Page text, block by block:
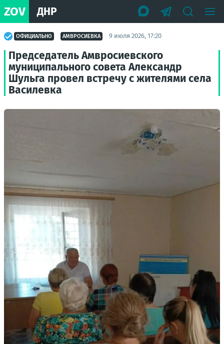
ZOV ДНР
ОФИЦИАЛЬНО АМВРОСИЕВКА 9 июля 2026, 17:20
Председатель Амвросиевского
муниципального совета Александр
Шульга провел встречу с жителями села
Василевка